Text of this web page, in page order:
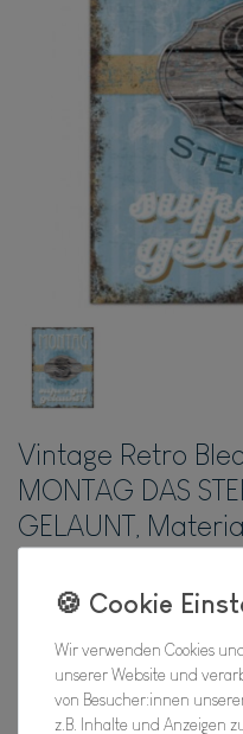
Vintage Retro
MONTAG DAS
GELAUNT,
Artikel Nr.:
18FBA10196
Wir verwenden Cookies
unserer Website und
von Besucher:innen
z.B. Inhalte und Anzeigen